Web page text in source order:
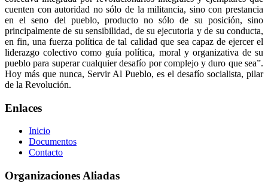
cuenten con autoridad no sólo de la militancia, sino con prestancia
en el seno del pueblo, producto no sólo de su posición, sino
principalmente de su sensibilidad, de su ejecutoria y de su conducta,
en fin, una fuerza política de tal calidad que sea capaz de ejercer el
liderazgo colectivo como guía política, moral y organizativa de su
pueblo para superar cualquier desafío por complejo y duro que sea”.
Hoy más que nunca, Servir Al Pueblo, es el desafío socialista, pilar
de la Revolución.
Enlaces
Inicio
Documentos
Contacto
Organizaciones Aliadas